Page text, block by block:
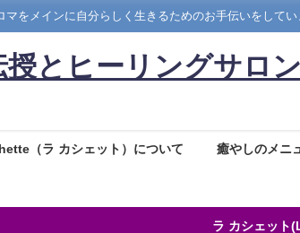
をメインに自分らしく生きるためのお手伝いをしてい
とヒーリングサロ
（ラ カシェット）について 癒やしのメニ
ラ カシェット